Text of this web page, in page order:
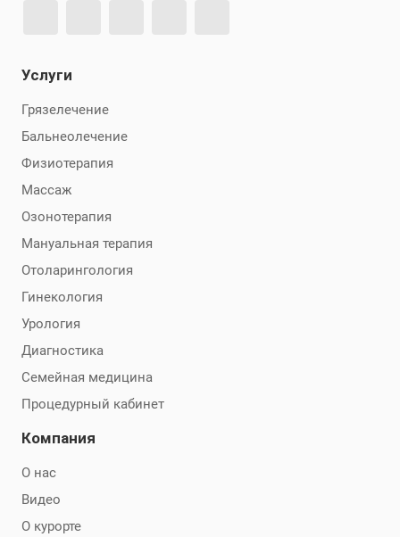
Услуги
Грязелечение
Бальнеолечение
Физиотерапия
Массаж
Озонотерапия
Мануальная терапия
Отоларингология
Гинекология
Урология
Диагностика
Семейная медицина
Процедурный кабинет
Компания
О нас
Видео
О курорте